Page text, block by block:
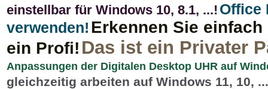
einstellbar für Windows 10, 8.1, ...! Office
verwenden! Erkennen Sie einfach
ein Profi! Das ist ein Privater
Anpassungen der Digitalen Desktop UHR auf
gleichzeitig arbeiten auf Windows 11, 10,